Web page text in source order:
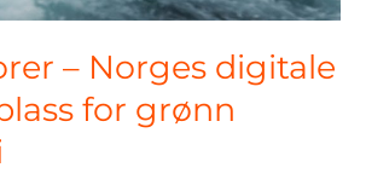
– Norges digitale
for grønn